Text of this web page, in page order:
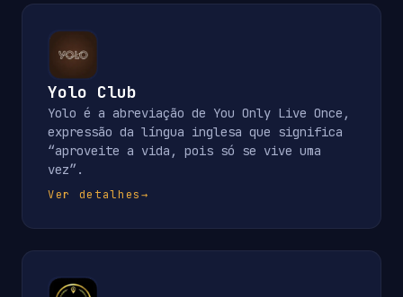
Yolo Club
Yolo é a abreviação de You Only Live Once,
expressão da língua inglesa que significa
“aproveite a vida, pois só se vive uma
vez”.
Ver detalhes→